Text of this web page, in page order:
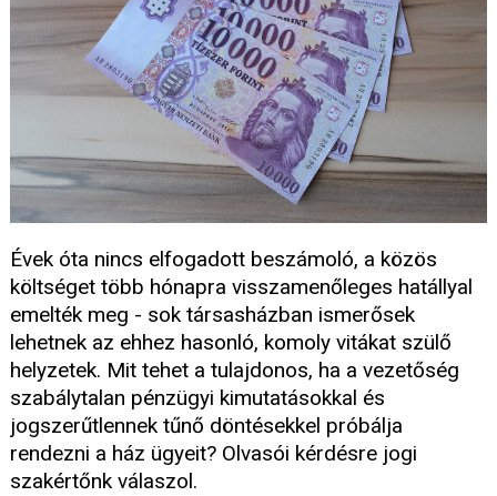
Évek óta nincs elfogadott beszámoló, a közös
költséget több hónapra visszamenőleges hatállyal
emelték meg - sok társasházban ismerősek
lehetnek az ehhez hasonló, komoly vitákat szülő
helyzetek. Mit tehet a tulajdonos, ha a vezetőség
szabálytalan pénzügyi kimutatásokkal és
jogszerűtlennek tűnő döntésekkel próbálja
rendezni a ház ügyeit? Olvasói kérdésre jogi
szakértőnk válaszol.